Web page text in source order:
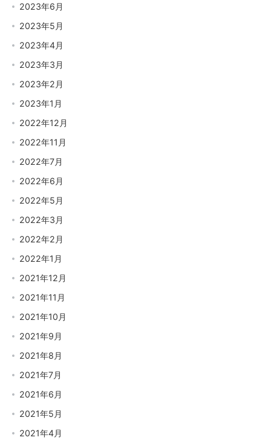
2023年6月
2023年5月
2023年4月
2023年3月
2023年2月
2023年1月
2022年12月
2022年11月
2022年7月
2022年6月
2022年5月
2022年3月
2022年2月
2022年1月
2021年12月
2021年11月
2021年10月
2021年9月
2021年8月
2021年7月
2021年6月
2021年5月
2021年4月